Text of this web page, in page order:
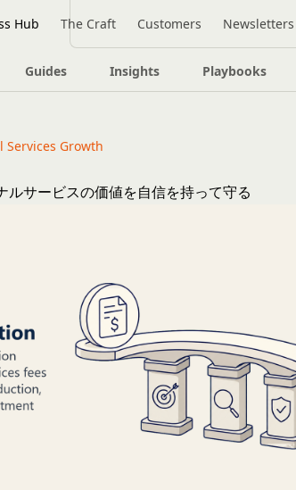
Hub The Craft Customers Newsletters
Guides Insights Playbooks
Services Growth
ルサービスの価値を自信を持って守る